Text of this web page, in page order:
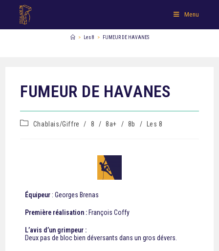
Menu
> Les 8 > FUMEUR DE HAVANES
FUMEUR DE HAVANES
Chablais/Giffre / 8 / 8a+ / 8b / Les 8
Équipeur : Georges Brenas
Première réalisation : François Coffy
L’avis d’un grimpeur :
Deux pas de bloc bien déversants dans un gros dévers.